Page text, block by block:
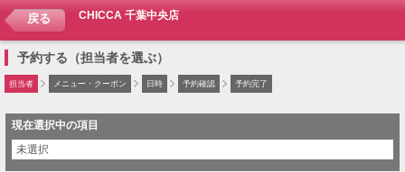
戻る CHICCA 千葉中央店
予約する（担当者を選ぶ）
担当者 メニュー・クーポン 日時 予約確認 予約完了
現在選択中の項目
未選択